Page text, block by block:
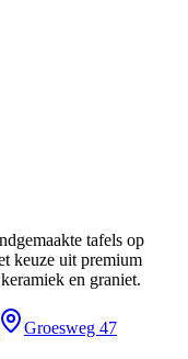
tafels op
keuze uit premium
en graniet.
Groesweg 47